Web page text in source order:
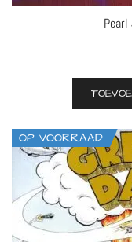
OP VOORRAAD